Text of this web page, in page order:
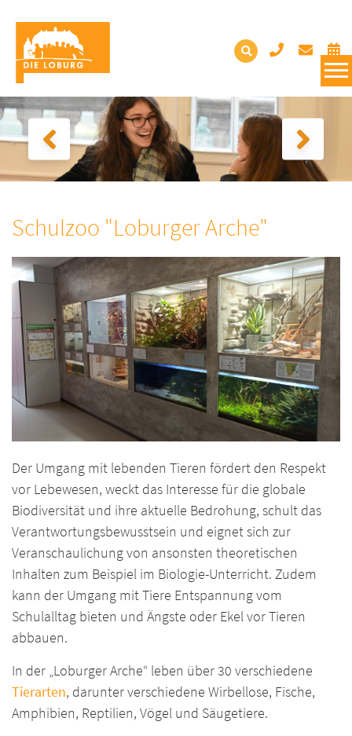
Schulzoo "Loburger Arche"
Der Umgang mit lebenden Tieren fördert den Respekt
vor Lebewesen, weckt das Interesse für die globale
Biodiversität und ihre aktuelle Bedrohung, schult das
Verantwortungsbewusstsein und eignet sich zur
Veranschaulichung von ansonsten theoretischen
Inhalten zum Beispiel im Biologie-Unterricht. Zudem
kann der Umgang mit Tiere Entspannung vom
Schulalltag bieten und Ängste oder Ekel vor Tieren
abbauen.
In der „Loburger Arche“ leben über 30 verschiedene
Tierarten, darunter verschiedene Wirbellose, Fische,
Amphibien, Reptilien, Vögel und Säugetiere.